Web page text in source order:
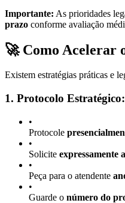
Importante: As prioridades
prazo conforme avaliação
🚀 Como Acelerar
Existem estratégias práticas e
1. Protocolo Estratégico:
•
Protocole
•
Solicite expressamente
•
Peça para o atendente
•
Guarde o número do